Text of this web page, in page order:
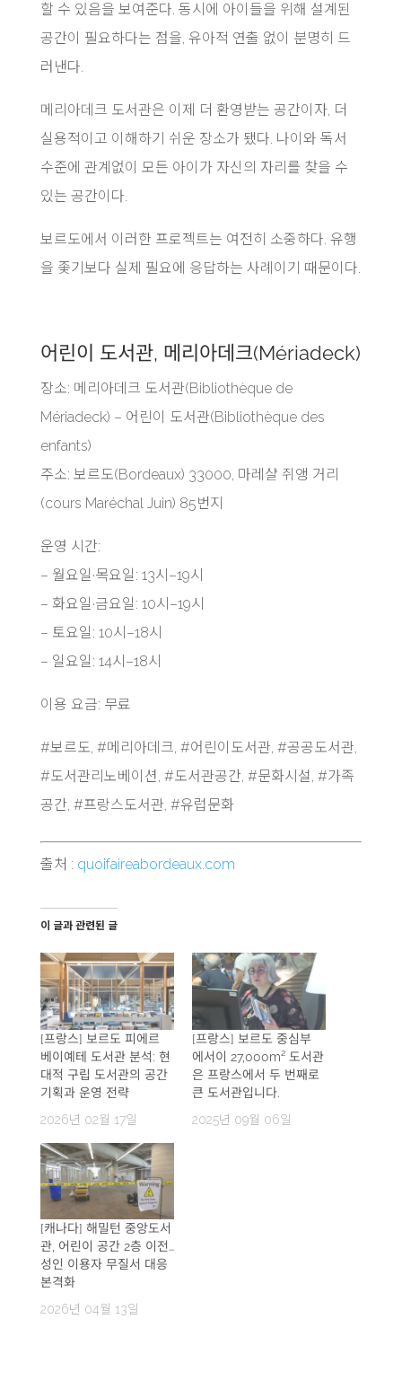
할 수 있음을 보여준다. 동시에 아이들을 위해 설계된
공간이 필요하다는 점을, 유아적 연출 없이 분명히 드
러낸다.
메리아데크 도서관은 이제 더 환영받는 공간이자, 더
실용적이고 이해하기 쉬운 장소가 됐다. 나이와 독서
수준에 관계없이 모든 아이가 자신의 자리를 찾을 수
있는 공간이다.
보르도에서 이러한 프로젝트는 여전히 소중하다. 유행
을 좇기보다 실제 필요에 응답하는 사례이기 때문이다.
어린이 도서관, 메리아데크(Mériadeck)
장소: 메리아데크 도서관(Bibliothèque de
Mériadeck) – 어린이 도서관(Bibliothèque des
enfants)
주소: 보르도(Bordeaux) 33000, 마레샬 쥐앵 거리
(cours Maréchal Juin) 85번지
운영 시간:
– 월요일·목요일: 13시–19시
– 화요일·금요일: 10시–19시
– 토요일: 10시–18시
– 일요일: 14시–18시
이용 요금: 무료
#보르도, #메리아데크, #어린이도서관, #공공도서관,
#도서관리노베이션, #도서관공간, #문화시설, #가족
공간, #프랑스도서관, #유럽문화
출처 : quoifaireabordeaux.com
이 글과 관련된 글
[프랑스] 보르도 피에르
베이예테 도서관 분석: 현
대적 구립 도서관의 공간
기획과 운영 전략
2026년 02월 17일
[프랑스] 보르도 중심부
에서이 27,000m² 도서관
은 프랑스에서 두 번째로
큰 도서관입니다.
2025년 09월 06일
[캐나다] 해밀턴 중앙도서
관, 어린이 공간 2층 이전…
성인 이용자 무질서 대응
본격화
2026년 04월 13일